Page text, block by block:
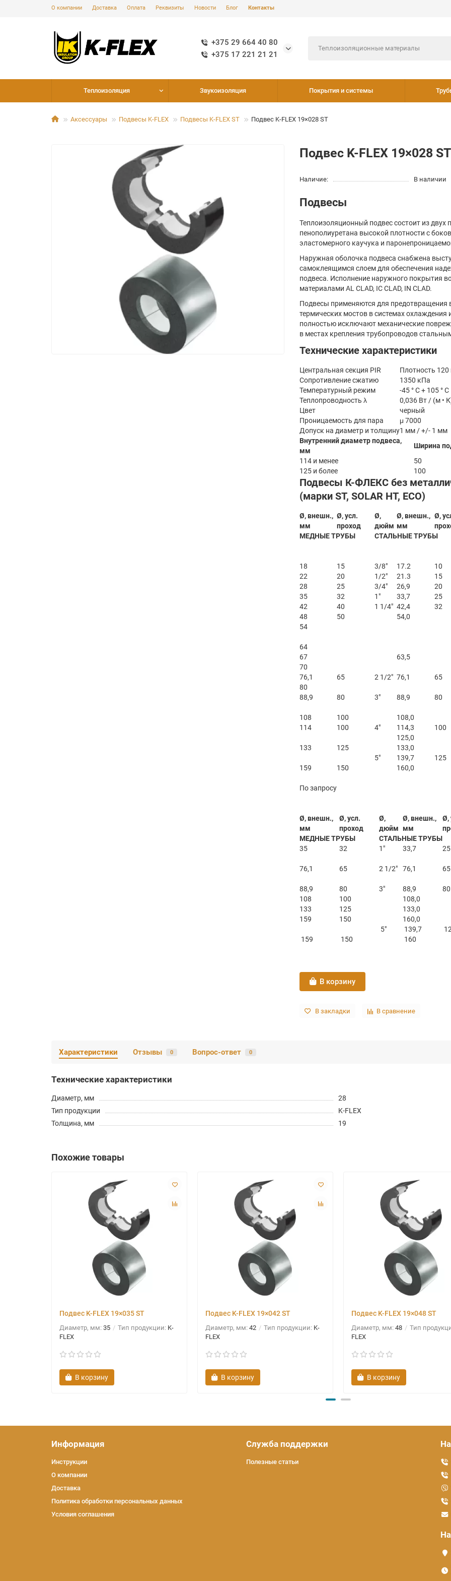
О компании Доставка Оплата Реквизиты Новости Блог Контакты
+375 29 664 40 80
+375 17 221 21 21
Теплоизоляция Звукоизоляция Покрытия и системы
Аксессуары Подвесы K-FLEX Подвесы K-FLEX ST Подвес K-FLEX 19×028 ST
Подвес K-FLEX 19×028 ST
Наличие: В наличии
Подвесы
Теплоизоляционный подвес состоит из двух
пенополиуретана высокой плотности с
эластомерного каучука и
Наружная оболочка подвеса снабжена
самоклеящимся слоем для обеспечения
подвеса. Исполнение наружного покрытия
материалами AL CLAD, IC CLAD, IN CLAD.
Подвесы применяются для предотвращения
термических мостов в системах охлаждения
полностью исключают механические
в местах крепления трубопроводов
Технические характеристики
Центральная секция PIR Плотность 120
Сопротивление сжатию
1350 кПа
Температурный режим
-45 ° С + 105 ° С
Теплопроводность λ
0,036 Вт / (м •
Цвет
черный
Проницаемость для пара
μ 7000
Допуск на диаметр и толщину1 мм / +/- 1 мм
Внутренний диаметр подвеса,
мм
Ширина
114 и менее
50
125 и более
100
Подвесы К-ФЛЕКС без
(марки ST, SOLAR HT, ECO)
Ø, внешн.,
мм
Ø, усл.
проход
Ø,
дюйм
Ø, внешн.,
мм
Ø,
МЕДНЫЕ ТРУБЫ
СТАЛЬНЫЕ ТРУБЫ
18
15 3/8″ 17.2 10
22
20 1/2″ 21.3 15
28
25 3/4″ 26,9 20
35
32 1″ 33,7 25
42
40 1 1/4″ 42,4 32
48
50 54,0
54
64
67
63,5
70
76,1
65 2 1/2″ 76,1 65
80
88,9
80 3″ 88,9 80
108
100 108,0
114
100 4″ 114,3 100
125,0
133
125 133,0
5″
139,7 125
159
150 160,0
По запросу
Ø, внешн.,
мм
Ø, усл.
проход
Ø,
дюйм
Ø, внешн.,
мм
Ø,
МЕДНЫЕ ТРУБЫ
СТАЛЬНЫЕ ТРУБЫ
35
32 1″ 33,7 25
76,1
65 2 1/2″ 76,1 65
88,9
80 3″ 88,9 80
108
100 108,0
133
125 133,0
159
150 160,0
5″
139,7
159
150 160
В корзину
В закладки В сравнение
Характеристики Отзывы 0 Вопрос-ответ 0
Технические характеристики
Диаметр, мм
28
Тип продукции
K-FLEX
Толщина, мм
19
Похожие товары
Подвес K-FLEX 19×035 ST
Диаметр, мм: 35 Тип продукции: K-
FLEX
В корзину
Подвес K-FLEX 19×042 ST
Диаметр, мм: 42 Тип продукции: K-
FLEX
В корзину
Подвес K-FLEX 19×048 ST
Диаметр, мм: 48 Тип
FLEX
В корзину
Информация
Инструкции
О компании
Доставка
Политика обработки персональных данных
Условия соглашения
Служба поддержки
Полезные статьи